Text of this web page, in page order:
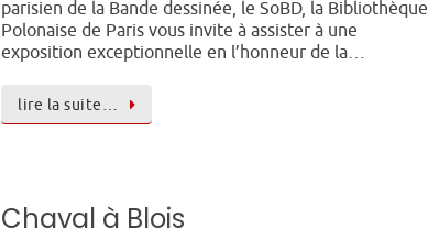
parisien de la Bande dessinée, le SoBD, la Bibliothèque
Polonaise de Paris vous invite à assister à une
exposition exceptionnelle en l’honneur de la…
lire la suite…
Chaval à Blois